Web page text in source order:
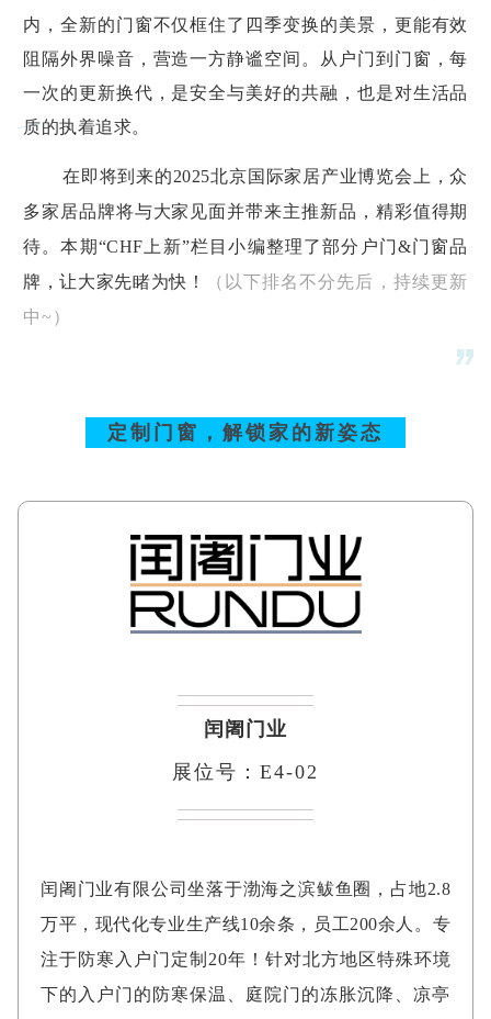
内，全新的门窗不仅框住了四季变换的美景，更能有效
阻隔外界噪音，营造一方静谧空间。从户门到门窗，每
一次的更新换代，是安全与美好的共融，也是对生活品
质的执着追求。
在即将到来的2025北京国际家居产业博览会上，众
多家居品牌将与大家见面并带来主推新品，精彩值得期
待。本期“CHF上新”栏目小编整理了部分户门&门窗品
牌，让大家先睹为快！
（以下排名不分先后，持续更新
中~）
定制门窗，解锁家的新姿态
闰阇门业
展位号：E4-02
闰阇门业有限公司坐落于渤海之滨鲅鱼圈，占地2.8
万平，现代化专业生产线10余条，员工200余人。专
注于防寒入户门定制20年！针对北方地区特殊环境
下的入户门的防寒保温、庭院门的冻胀沉降、凉亭